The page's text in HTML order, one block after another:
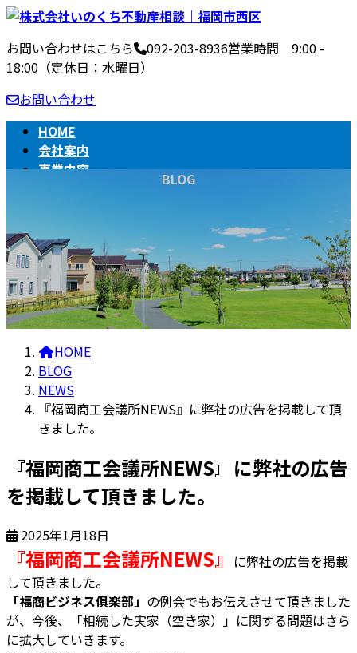
コ
テ
ン
ツ
へ
ッ
ナ
ゲ
ー
シ
ョ
移
お問い合わせはこちら 092-203-8936営業時間 9:00 -
18:00（定休日：水曜日）
お問い合わせ
HOME
会社案内
事業内容
BLOG
HOME
BLOG
NEWS
『福岡商工会議所NEWS』に弊社の広告を掲載して頂
きました。
『福岡商工会議所NEWS』に弊社の広告
を掲載して頂きました。
2025年1月18日
『福岡商工会議所NEWS』
に弊社の広告を掲載
して頂きました。
「福商ビジネス俱楽部」 の例会でもお伝えさせて頂きました
が、今後、「相続した実家（空き家）」に関する問題はさら
に拡大していきます。